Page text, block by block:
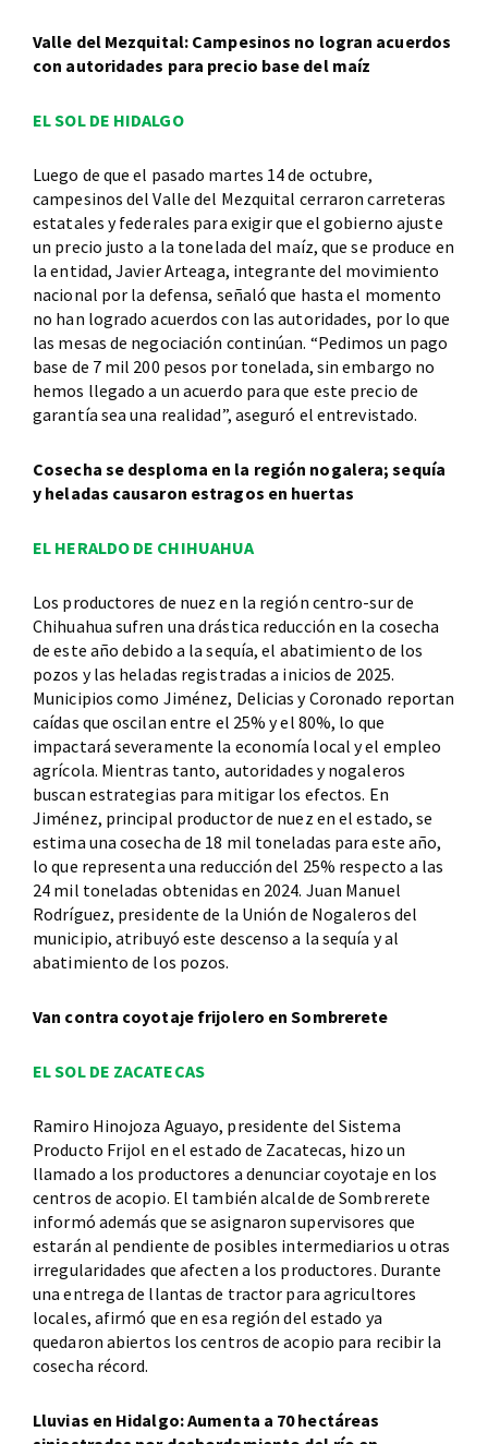
Valle del Mezquital: Campesinos no logran acuerdos
con autoridades para precio base del maíz
EL SOL DE HIDALGO
Luego de que el pasado martes 14 de octubre,
campesinos del Valle del Mezquital cerraron carreteras
estatales y federales para exigir que el gobierno ajuste
un precio justo a la tonelada del maíz, que se produce en
la entidad, Javier Arteaga, integrante del movimiento
nacional por la defensa, señaló que hasta el momento
no han logrado acuerdos con las autoridades, por lo que
las mesas de negociación continúan. “Pedimos un pago
base de 7 mil 200 pesos por tonelada, sin embargo no
hemos llegado a un acuerdo para que este precio de
garantía sea una realidad”, aseguró el entrevistado.
Cosecha se desploma en la región nogalera; sequía
y heladas causaron estragos en huertas
EL HERALDO DE CHIHUAHUA
Los productores de nuez en la región centro-sur de
Chihuahua sufren una drástica reducción en la cosecha
de este año debido a la sequía, el abatimiento de los
pozos y las heladas registradas a inicios de 2025.
Municipios como Jiménez, Delicias y Coronado reportan
caídas que oscilan entre el 25% y el 80%, lo que
impactará severamente la economía local y el empleo
agrícola. Mientras tanto, autoridades y nogaleros
buscan estrategias para mitigar los efectos. En
Jiménez, principal productor de nuez en el estado, se
estima una cosecha de 18 mil toneladas para este año,
lo que representa una reducción del 25% respecto a las
24 mil toneladas obtenidas en 2024. Juan Manuel
Rodríguez, presidente de la Unión de Nogaleros del
municipio, atribuyó este descenso a la sequía y al
abatimiento de los pozos.
Van contra coyotaje frijolero en Sombrerete
EL SOL DE ZACATECAS
Ramiro Hinojoza Aguayo, presidente del Sistema
Producto Frijol en el estado de Zacatecas, hizo un
llamado a los productores a denunciar coyotaje en los
centros de acopio. El también alcalde de Sombrerete
informó además que se asignaron supervisores que
estarán al pendiente de posibles intermediarios u otras
irregularidades que afecten a los productores. Durante
una entrega de llantas de tractor para agricultores
locales, afirmó que en esa región del estado ya
quedaron abiertos los centros de acopio para recibir la
cosecha récord.
Lluvias en Hidalgo: Aumenta a 70 hectáreas